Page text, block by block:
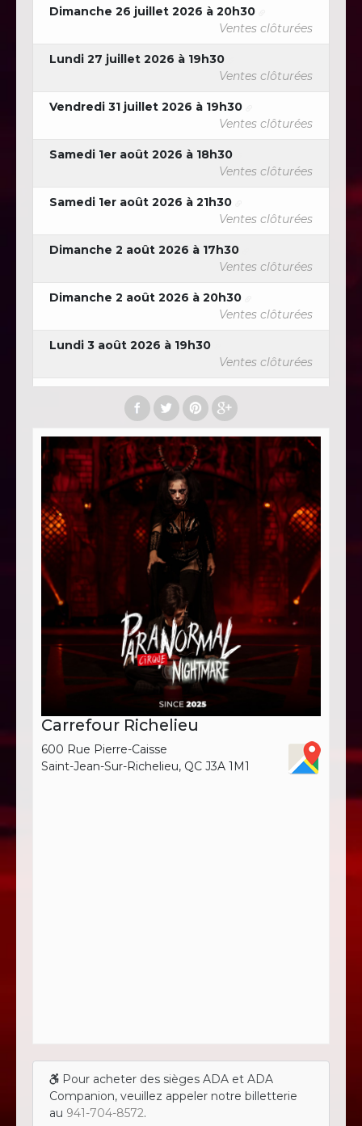
Dimanche 26 juillet 2026 à 20h30
Ventes clôturées
Lundi 27 juillet 2026 à 19h30
Ventes clôturées
Vendredi 31 juillet 2026 à 19h30
Ventes clôturées
Samedi 1er août 2026 à 18h30
Ventes clôturées
Samedi 1er août 2026 à 21h30
Ventes clôturées
Dimanche 2 août 2026 à 17h30
Ventes clôturées
Dimanche 2 août 2026 à 20h30
Ventes clôturées
Lundi 3 août 2026 à 19h30
Ventes clôturées
Carrefour Richelieu
600 Rue Pierre-Caisse
Saint-Jean-Sur-Richelieu, QC J3A 1M1
Pour acheter des sièges ADA et ADA
Companion, veuillez appeler notre billetterie
au 941-704-8572.